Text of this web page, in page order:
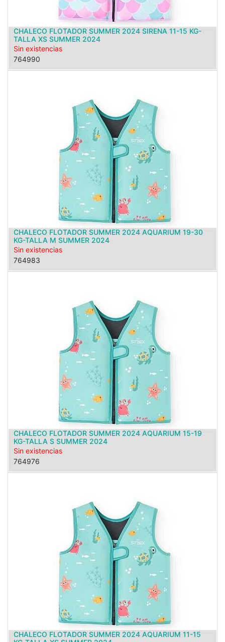
CHALECO FLOTADOR SUMMER 2024 SIRENA 11-15 KG-
TALLA XS SUMMER 2024
Sin existencias
764990
CHALECO FLOTADOR SUMMER 2024 AQUARIUM 19-30
KG-TALLA M SUMMER 2024
Sin existencias
764983
CHALECO FLOTADOR SUMMER 2024 AQUARIUM 15-19
KG-TALLA S SUMMER 2024
Sin existencias
764976
CHALECO FLOTADOR SUMMER 2024 AQUARIUM 11-15